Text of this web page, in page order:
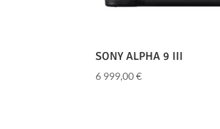
SONY ALPHA 9 III
6 999,00€